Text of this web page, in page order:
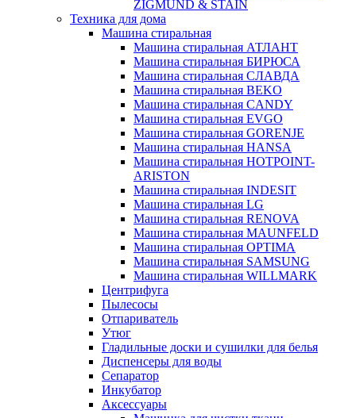
ZIGMUND & STAIN
Техника для дома
Машина стиральная
Машина стиральная АТЛАНТ
Машина стиральная БИРЮСА
Машина стиральная СЛАВДА
Машина стиральная BEKO
Машина стиральная CANDY
Машина стиральная EVGO
Машина стиральная GORENJE
Машина стиральная HANSA
Машина стиральная HOTPOINT-
ARISTON
Машина стиральная INDESIT
Машина стиральная LG
Машина стиральная RENOVA
Машина стиральная MAUNFELD
Машина стиральная OPTIMA
Машина стиральная SAMSUNG
Машина стиральная WILLMARK
Центрифуга
Пылесосы
Отпариватель
Утюг
Гладильные доски и сушилки для белья
Диспенсеры для воды
Сепаратор
Инкубатор
Аксессуары